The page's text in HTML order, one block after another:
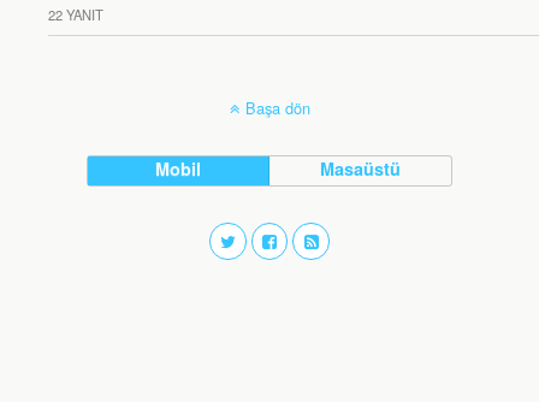
22 YANIT
Başa dön
Mobil Masaüstü